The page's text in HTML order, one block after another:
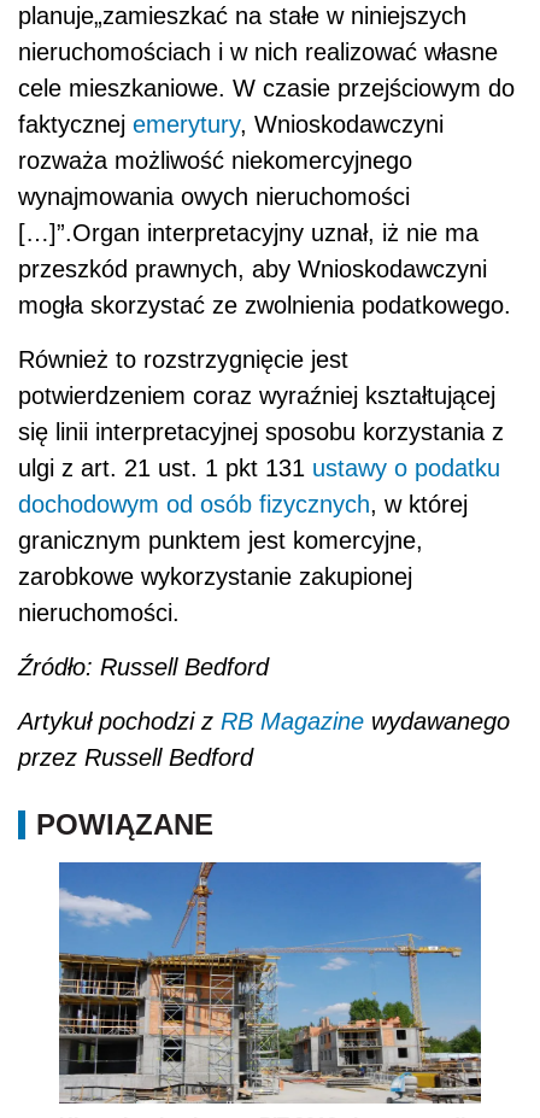
planuje„zamieszkać na stałe w niniejszych
nieruchomościach i w nich realizować własne
cele mieszkaniowe. W czasie przejściowym do
faktycznej emerytury, Wnioskodawczyni
rozważa możliwość niekomercyjnego
wynajmowania owych nieruchomości
[…]”.Organ interpretacyjny uznał, iż nie ma
przeszkód prawnych, aby Wnioskodawczyni
mogła skorzystać ze zwolnienia podatkowego.
Również to rozstrzygnięcie jest
potwierdzeniem coraz wyraźniej kształtującej
się linii interpretacyjnej sposobu korzystania z
ulgi z art. 21 ust. 1 pkt 131 ustawy o podatku
dochodowym od osób fizycznych, w której
granicznym punktem jest komercyjne,
zarobkowe wykorzystanie zakupionej
nieruchomości.
Źródło: Russell Bedford
Artykuł pochodzi z RB Magazine wydawanego
przez Russell Bedford
POWIĄZANE